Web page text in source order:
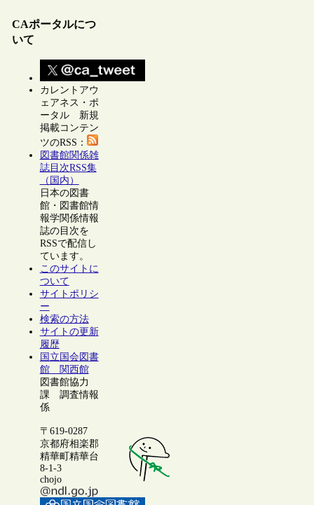
CAポータルにつ
いて
カレントアウ
ェアネス・ポ
ータル 新規
掲載コンテン
ツのRSS：
図書館関係雑
誌目次RSS集
（国内）
日本の図書
館・図書館情
報学関係情報
誌の目次を
RSSで配信し
ています。
このサイトに
ついて
サイトポリシ
ー
検索の方法
サイトの更新
履歴
国立国会図書
館 関西館
図書館協力
課 調査情報
係
〒619-0287
京都府相楽郡
精華町精華台
8-1-3
chojo